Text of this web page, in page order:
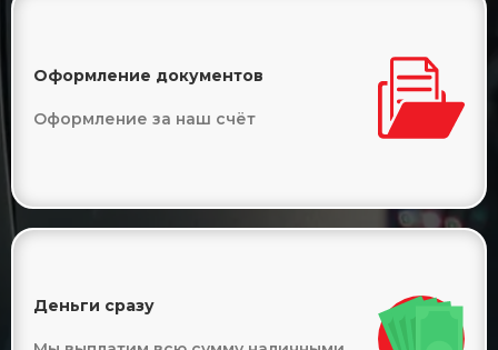
Оформление документов
Оформление за наш счёт
Деньги сразу